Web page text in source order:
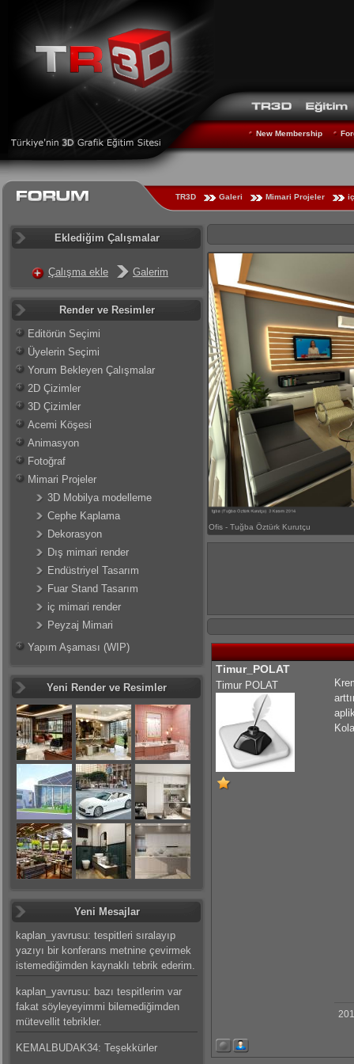
New Membership
TR3D Galeri Mimari Projeler
Ofis - Tuğba Öztürk Kurutçu
Timur_POLAT
Timur POLAT
Eklediğim Çalışmalar
Çalışma ekle Galerim
Render ve Resimler
Editörün Seçimi
Üyelerin Seçimi
Yorum Bekleyen Çalışmalar
2D Çizimler
3D Çizimler
Acemi Köşesi
Animasyon
Fotoğraf
Mimari Projeler
3D Mobilya modelleme
Cephe Kaplama
Dekorasyon
Dış mimari render
Endüstriyel Tasarım
Fuar Stand Tasarım
iç mimari render
Peyzaj Mimari
Yapım Aşaması (WIP)
Yeni Render ve Resimler
Yeni Mesajlar
kaplan_yavrusu: tespitleri sıralayıp
yazıyı bir konferans metnine çevirmek
istemediğimden kaynaklı tebrik ederim.
kaplan_yavrusu: bazı tespitlerim var
fakat söyleyeyimmi bilemediğimden
mütevellit tebrikler.
KEMALBUDAK34: Teşekkürler